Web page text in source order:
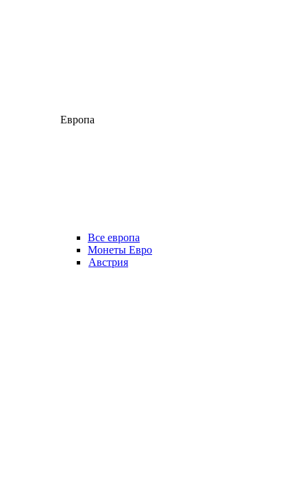
Европа
Все европа
Монеты Евро
Австрия